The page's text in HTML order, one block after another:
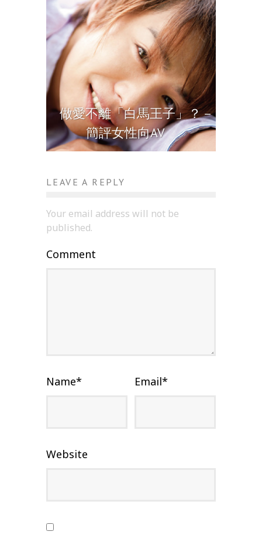
做愛不離「白馬王子」？－
簡評女性向AV
LEAVE A REPLY
Your email address will not be
published.
Comment
Name* Email*
Website